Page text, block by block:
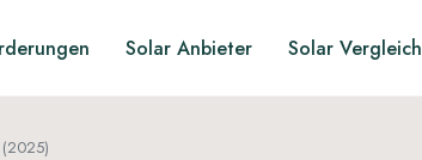
Solar Anbieter Solar Vergleich
(2025)